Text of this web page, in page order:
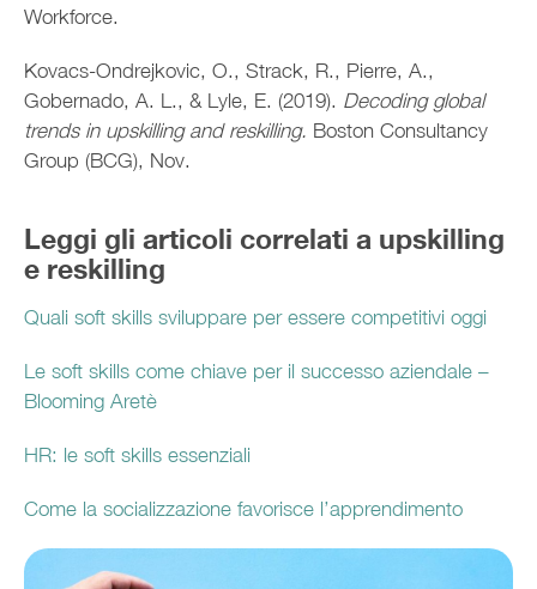
Workforce.
Kovacs-Ondrejkovic, O., Strack, R., Pierre, A.,
Gobernado, A. L., & Lyle, E. (2019). Decoding global
trends in upskilling and reskilling. Boston Consultancy
Group (BCG), Nov.
Leggi gli articoli correlati a upskilling
e reskilling
Quali soft skills sviluppare per essere competitivi oggi
Le soft skills come chiave per il successo aziendale –
Blooming Aretè
HR: le soft skills essenziali
Come la socializzazione favorisce l’apprendimento